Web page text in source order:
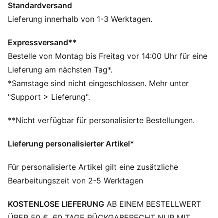
FEATURES + VORTEILE
Hergestellt aus mindestens 50 % recycelten
DETAILS
Regular Fit
Spacer-Stoff
Reguläre Länge
Mittlere Bundhöhe
Seitentasche
Standardversand
Lieferung innerhalb von 1-3 Werktagen.
Expressversand**
Bestelle von Montag bis Freitag vor 14:00 Uhr für eine
Lieferung am nächsten Tag*.
*Samstage sind nicht eingeschlossen. Mehr unter
"Support > Lieferung".
**Nicht verfügbar für personalisierte Bestellungen.
Lieferung personalisierter Artikel*
Für personalisierte Artikel gilt eine zusätzliche
Bearbeitungszeit von 2-5 Werktagen
KOSTENLOSE LIEFERUNG AB EINEM BESTELLWERT